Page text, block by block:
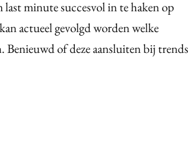
minute succesvol in te haken op
kan actueel gevolgd worden welke
Benieuwd of deze aansluiten bij trends